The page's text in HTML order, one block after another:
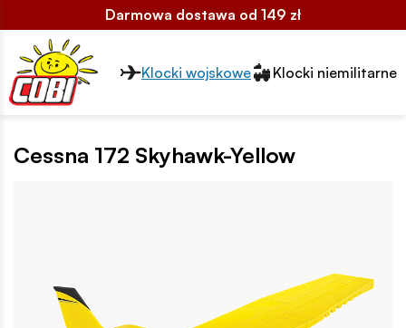
Darmowa dostawa od 149 zł
Przełącznik segmentów2
Klocki wojskowe Klocki niemilitarne
Cessna 172 Skyhawk-Yellow